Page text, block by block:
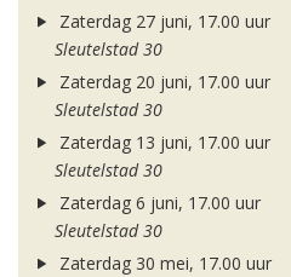
Zaterdag 27 juni, 17.00 uur
Sleutelstad 30
Zaterdag 20 juni, 17.00 uur
Sleutelstad 30
Zaterdag 13 juni, 17.00 uur
Sleutelstad 30
Zaterdag 6 juni, 17.00 uur
Sleutelstad 30
Zaterdag 30 mei, 17.00 uur